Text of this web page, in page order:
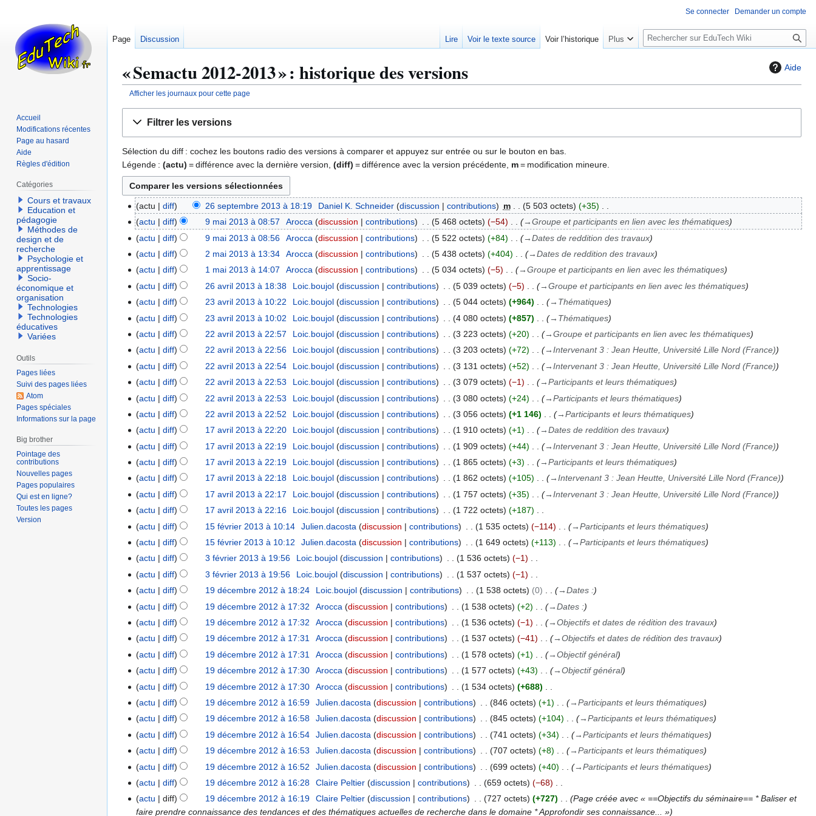
Aide
« Semactu 2012-2013 » : historique des versions
Afficher les journaux pour cette page
navigation
recherche
Filtrer les versions
Sélection du diff : cochez les boutons radio des versions à comparer et appuyez sur entrée ou sur le bouton en bas.
Légende : (actu) = différence avec la dernière version, (diff) = différence avec la version précédente, m= modification mineure.
m
actu diff 26 septembre 2013 à 18:19 Daniel K. Schneider discussion contributions m 5 503 octets
+35
A
u
c
u
n
r
é
u
m
é
d
e
m
o
d
i
f
c
a
t
i
o
s
m
actu diff 9 mai 2013 à 08:57 Arocca discussion contributions 5 468 octets −54 →Groupe et participants en lien avec les thématiques
actu
diff 9 mai 2013 à 08:56 Arocca discussion contributions 5 522 octets +84 →Dates de reddition des travaux
m
actu diff 2 mai 2013 à 13:34 Arocca discussion contributions 5 438 octets +404 →Dates de reddition des travaux
m
actu diff 1 mai 2013 à 14:07 Arocca discussion contributions 5 034 octets −5 →Groupe et participants en lien avec les thématiques
actu diff 26 avril 2013 à 18:38 Loic.boujol discussion contributions 5 039 octets −5 →Groupe et participants en lien avec les thématiques
actu diff 23 avril 2013 à 10:22 Loic.boujol discussion contributions 5 044 octets +964 → Thématiques
actu
diff 23 avril 2013 à 10:02 Loic.boujol discussion contributions 4 080 octets +857 → Thématiques
actu diff 22 avril 2013 à 22:57 Loic.boujol discussion contributions 3 223 octets +20 →Groupe et participants en lien avec les thématiques
actu
diff 22 avril 2013 à 22:56 Loic.boujol discussion contributions 3 203 octets +72 →Intervenant 3 : Jean Heutte, Université Lille Nord (France)
actu
diff 22 avril 2013 à 22:54 Loic.boujol discussion contributions 3 131 octets +52 →Intervenant 3 : Jean Heutte, Université Lille Nord (France)
actu
diff 22 avril 2013 à 22:53 Loic.boujol discussion contributions 3 079 octets −1 →Participants et leurs thématiques
actu
diff 22 avril 2013 à 22:53 Loic.boujol discussion contributions 3 080 octets +24 →Participants et leurs thématiques
actu
diff 22 avril 2013 à 22:52 Loic.boujol discussion contributions 3 056 octets +1 146 →Participants et leurs thématiques
actu diff 17 avril 2013 à 22:20 Loic.boujol discussion contributions 1 910 octets +1 →Dates de reddition des travaux
actu
diff 17 avril 2013 à 22:19 Loic.boujol discussion contributions 1 909 octets +44 →Intervenant 3 : Jean Heutte, Université Lille Nord (France)
actu
diff 17 avril 2013 à 22:19 Loic.boujol discussion contributions 1 865 octets +3 →Participants et leurs thématiques
actu
diff 17 avril 2013 à 22:18 Loic.boujol discussion contributions 1 862 octets +105 →Intervenant 3 : Jean Heutte, Université Lille Nord (France)
actu
diff 17 avril 2013 à 22:17 Loic.boujol discussion contributions 1 757 octets +35 →Intervenant 3 : Jean Heutte, Université Lille Nord (France)
actu
diff 17 avril 2013 à 22:16 Loic.boujol discussion contributions 1 722 octets
+187
A
c
u
n
r
é
u
m
é
d
e
m
o
d
i
f
c
a
actu diff 15 février 2013 à 10:14 Julien.dacosta discussion contributions 1 535 octets −114 →Participants et leurs thématiques
actu
diff 15 février 2013 à 10:12 Julien.dacosta discussion contributions 1 649 octets +113 →Participants et leurs thématiques
actu diff 3 février 2013 à 19:56 Loic.boujol discussion contributions 1 536 octets
−1
A
c
u
n
r
é
u
m
é
d
e
m
o
d
i
f
actu diff 3 février 2013 à 19:56 Loic.boujol discussion contributions 1 537 octets
−1
A
c
u
n
r
é
u
m
é
d
e
m
o
d
m
actu diff 19 décembre 2012 à 18:24 Loic.boujol discussion contributions 1 538 octets 0 →Dates :
actu
diff 19 décembre 2012 à 17:32 Arocca discussion contributions 1 538 octets +2 →Dates :
actu
diff 19 décembre 2012 à 17:32 Arocca discussion contributions 1 536 octets −1 →Objectifs et dates de rédition des travaux
actu
diff 19 décembre 2012 à 17:31 Arocca discussion contributions 1 537 octets −41 →Objectifs et dates de rédition des travaux
actu
diff 19 décembre 2012 à 17:31 Arocca discussion contributions 1 578 octets +1 →Objectif général
actu
diff 19 décembre 2012 à 17:30 Arocca discussion contributions 1 577 octets +43 →Objectif général
actu
diff 19 décembre 2012 à 17:30 Arocca discussion contributions 1 534 octets
+688
A
c
u
n
r
é
u
actu diff 19 décembre 2012 à 16:59 Julien.dacosta discussion contributions 846 octets +1 →Participants et leurs thématiques
actu
diff 19 décembre 2012 à 16:58 Julien.dacosta discussion contributions 845 octets +104 →Participants et leurs thématiques
actu
diff 19 décembre 2012 à 16:54 Julien.dacosta discussion contributions 741 octets +34 →Participants et leurs thématiques
actu
diff 19 décembre 2012 à 16:53 Julien.dacosta discussion contributions 707 octets +8 →Participants et leurs thématiques
actu
diff 19 décembre 2012 à 16:52 Julien.dacosta discussion contributions 699 octets +40 →Participants et leurs thématiques
actu
diff 19 décembre 2012 à 16:28 Claire Peltier discussion contributions 659 octets
−68
A
u
actu diff 19 décembre 2012 à 16:19 Claire Peltier discussion contributions 727 octets +727
Page créée avec « ==Objectifs du séminaire== * Baliser et
faire prendre connaissance des tendances et des thématiques actuelles de recherche dans le domaine * Approfondir ses connaissance... »
Se connecter Demander un compte
Page Discussion Lire Voir le texte source Voir l’historique Plus
R
e
e
Accueil
Modifications récentes
Page au hasard
Aide
Règles d'édition
Catégories
Cours et travaux
Education et
pédagogie
Méthodes de
design et de
recherche
Psychologie et
apprentissage
Socio-
économique et
organisation
Technologies
Technologies
éducatives
Variées
Outils
Pages liées
Suivi des pages liées
Atom
Pages spéciales
Informations sur la page
Big brother
Pointage des
contributions
Nouvelles pages
Pages populaires
Qui est en ligne?
Toutes les pages
Version